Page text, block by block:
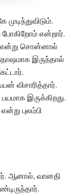
என்றார்.
என்று சொன்னால்
இருந்தால்
விசாரித்தார்.
இருக்கிறது.
புலம்பி
ஆனால், வானதி